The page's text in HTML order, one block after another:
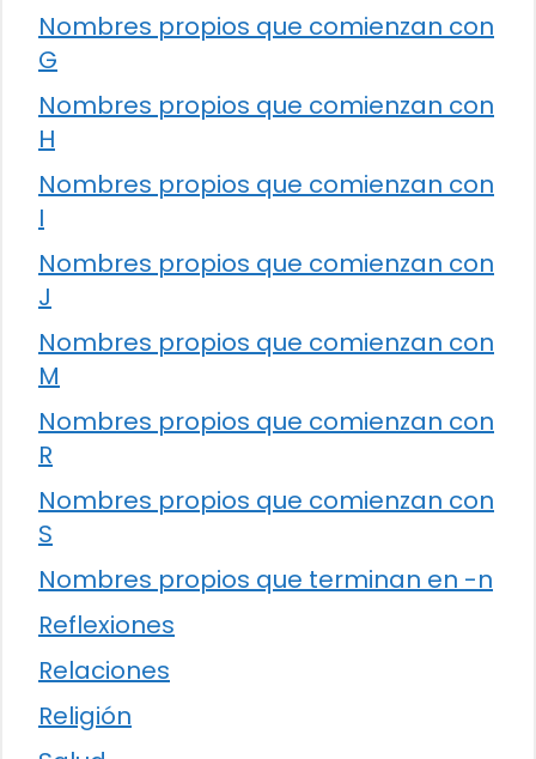
Nombres propios que comienzan con
G
Nombres propios que comienzan con
H
Nombres propios que comienzan con
I
Nombres propios que comienzan con
J
Nombres propios que comienzan con
M
Nombres propios que comienzan con
R
Nombres propios que comienzan con
S
Nombres propios que terminan en -n
Reflexiones
Relaciones
Religión